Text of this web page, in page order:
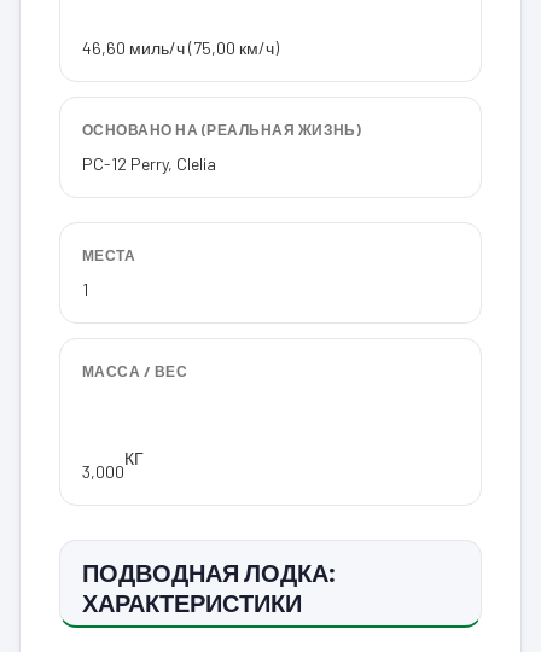
46,60 миль/ч (75,00 км/ч)
ОСНОВАНО НА (РЕАЛЬНАЯ ЖИЗНЬ)
PC-12 Perry, Clelia
МЕСТА
1
МАССА / ВЕС
3,000
КГ
ПОДВОДНАЯ ЛОДКА:
ХАРАКТЕРИСТИКИ